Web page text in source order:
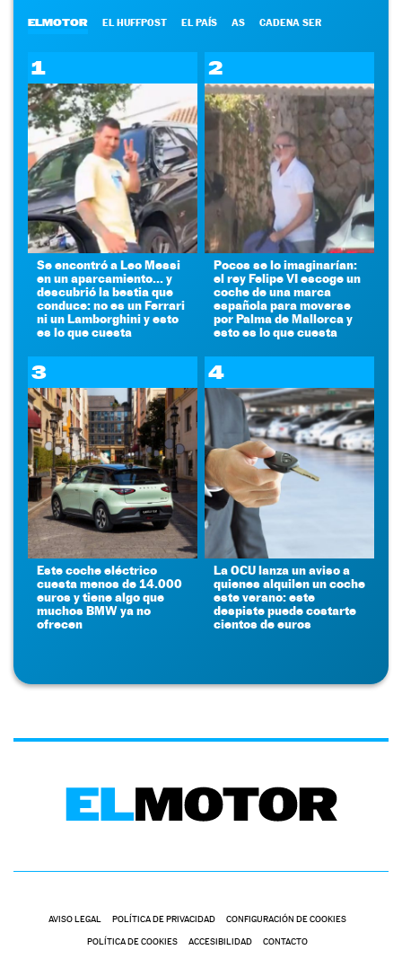
ELMOTOR EL HUFFPOST EL PAÍS AS CADENA SER
1
Se encontró a Leo Messi
en un aparcamiento... y
descubrió la bestia que
conduce: no es un Ferrari
ni un Lamborghini y esto
es lo que cuesta
2
Pocos se lo imaginarían:
el rey Felipe VI escoge un
coche de una marca
española para moverse
por Palma de Mallorca y
esto es lo que cuesta
3
Este coche eléctrico
cuesta menos de 14.000
euros y tiene algo que
muchos BMW ya no
ofrecen
4
La OCU lanza un aviso a
quienes alquilen un coche
este verano: este
despiste puede costarte
cientos de euros
AVISO LEGAL POLÍTICA DE PRIVACIDAD CONFIGURACIÓN DE COOKIES
POLÍTICA DE COOKIES ACCESIBILIDAD CONTACTO